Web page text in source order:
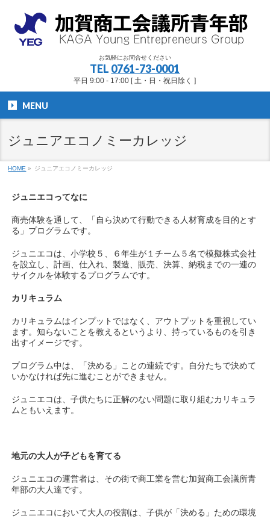
お気軽にお問合せください
TEL 0761-73-0001
平日 9:00 - 17:00 [ 土・日・祝日除く ]
MENU
ジュニアエコノミーカレッジ
HOME » ジュニアエコノミーカレッジ
ジュニエコってなに
商売体験を通して、「自ら決めて行動できる人材育成を目的とす
る」プログラムです。
ジュニエコは、小学校５、６年生が１チーム５名で模擬株式会社
を設立し、計画、仕入れ、製造、販売、決算、納税までの一連の
サイクルを体験するプログラムです。
カリキュラム
カリキュラムはインプットではなく、アウトプットを重視してい
ます。知らないことを教えるというより、持っているものを引き
出すイメージです。
プログラム中は、「決める」ことの連続です。自分たちで決めて
いかなければ先に進むことができません。
ジュニエコは、子供たちに正解のない問題に取り組むカリキュラ
ムともいえます。
地元の大人が子どもを育てる
ジュニエコの運営者は、その街で商工業を営む加賀商工会議所青
年部の大人達です。
ジュニエコにおいて大人の役割は、子供が「決める」ための環境